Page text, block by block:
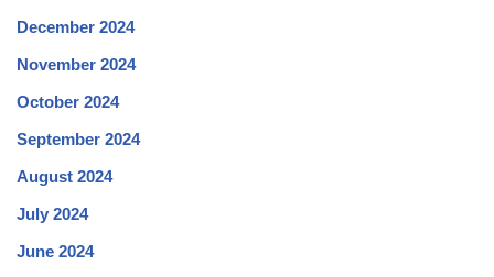
December 2024
November 2024
October 2024
September 2024
August 2024
July 2024
June 2024